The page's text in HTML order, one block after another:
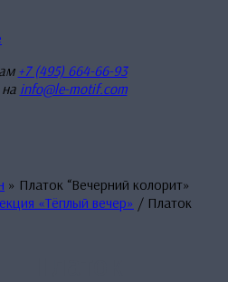
+7 (495) 664-66-93
info@le-motif.com
» Платок “Вечерний колорит»
«Тёплый вечер» / Платок